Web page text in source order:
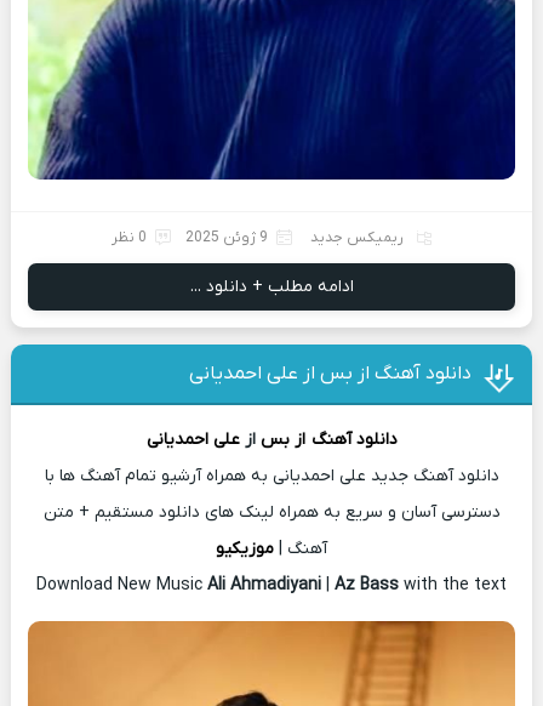
ریمیکس جدید 9 ژوئن 2025 0 نظر
ادامه مطلب + دانلود ...
دانلود آهنگ از بس از علی احمدیانی
دانلود آهنگ از بس ازعلی احمدیانی
دانلود آهنگ جدید علی احمدیانی به همراه آرشیو تمام آهنگ ها با
دسترسی آسان و سریع به همراه لینک های دانلود مستقیم + متن
آهنگ | موزیکیو
Download New Music Ali Ahmadiyani | Az Bass with the text